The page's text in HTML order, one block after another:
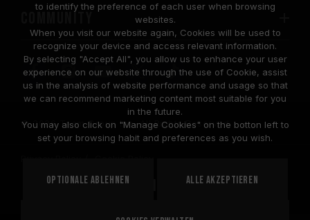
COMMUNITY
© 2026 Team Group Inc. All Rights Reserved.
STANDORT
United
to identify the preference of each user when browsing
websites.
When you visit our website again, Cookies will be used to
recognize your device and access relevant information.
By selecting "Accept All", you allow us to enhance your user
experience on our website through the use of Cookie, assist
us in the analysis of website performance and usage so that
we can recommend marketing content most suitable for you
in the future.
You may also click on "Manage Cookies" on the botton left to
set your browsing habit and preferences as you wish.
Optionale ablehnen Alle akzeptieren